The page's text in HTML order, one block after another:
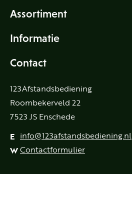
Klantenservice
Assortiment
Informatie
Contact
123Afstandsbediening
Roombekerveld 22
7523 JS Enschede
E info@123afstandsbediening.nl
WContactformulier